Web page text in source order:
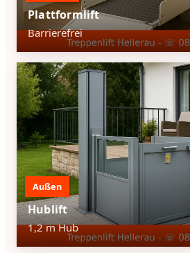
Plattformlift
Barrierefrei
Außen
Hublift
1,2 m Hub